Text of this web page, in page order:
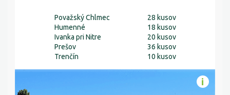
Považský Chlmec
28 kusov
Humenné
18 kusov
Ivanka pri Nitre
20 kusov
Prešov
36 kusov
Trenčín
10 kusov